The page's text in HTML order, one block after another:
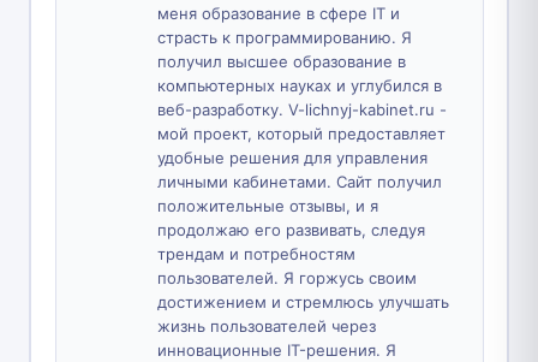
меня образование в сфере IT и
страсть к программированию. Я
получил высшее образование в
компьютерных науках и углубился в
веб-разработку. V-lichnyj-kabinet.ru -
мой проект, который предоставляет
удобные решения для управления
личными кабинетами. Сайт получил
положительные отзывы, и я
продолжаю его развивать, следуя
трендам и потребностям
пользователей. Я горжусь своим
достижением и стремлюсь улучшать
жизнь пользователей через
инновационные IT-решения. Я